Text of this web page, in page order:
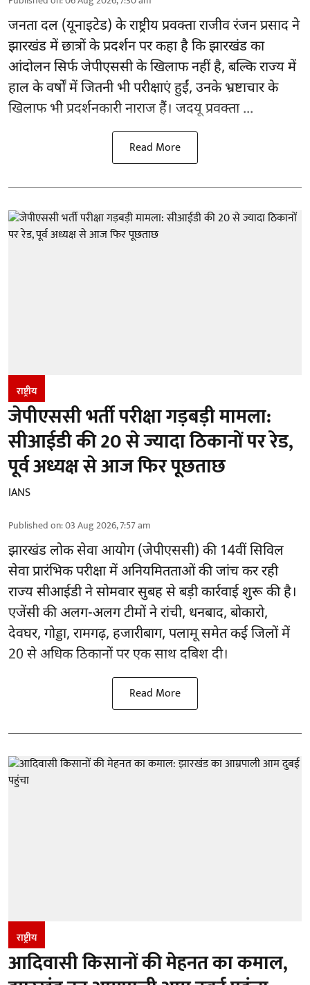
जनता दल (यूनाइटेड) के राष्ट्रीय प्रवक्ता राजीव रंजन प्रसाद ने
झारखंड में छात्रों के प्रदर्शन पर कहा है कि झारखंड का
आंदोलन सिर्फजेपीएससीके खिलाफ नहीं है, बल्कि राज्य में
हाल के वर्षों में जितनी भी परीक्षाएं हुईं, उनके भ्रष्टाचार के
खिलाफ भी प्रदर्शनकारी नाराज हैं। जदयू प्रवक्ता ...
Read More
राष्ट्रीय
जेपीएससी भर्ती परीक्षा गड़बड़ी मामला:
सीआईडी की 20 से ज्यादा ठिकानों पर रेड,
पूर्व अध्यक्ष से आज फिर पूछताछ
IANS
Published on:03 Aug 2026, 7:57 am
झारखंड लोक सेवा आयोग (जेपीएससी) की 14वीं सिविल
सेवा प्रारंभिक परीक्षा में अनियमितताओं की जांच कर रही
राज्य सीआईडी ने सोमवार सुबह से बड़ी कार्रवाई शुरू की है।
एजेंसी की अलग-अलग टीमों ने रांची, धनबाद, बोकारो,
देवघर, गोड्डा, रामगढ़, हजारीबाग, पलामू समेत कई जिलों में
20 से अधिक ठिकानों पर एक साथ दबिश दी।
Read More
राष्ट्रीय
आदिवासी किसानों की मेहनत का कमाल,